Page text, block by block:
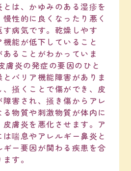
は、かゆみのある湿疹を
性的に良くなったり悪く
病気です。乾燥しやす
機能が低下していること
ることがわかっていま
膚炎の発症の要因のひと
バリア機能障害がありま
掻くことで傷ができ、皮
害され、掻き傷からアレ
物質や刺激物質が体内に
膚炎を悪化させます。ア
は喘息やアレルギー鼻炎と
ー要因が関わる疾患を合
す。